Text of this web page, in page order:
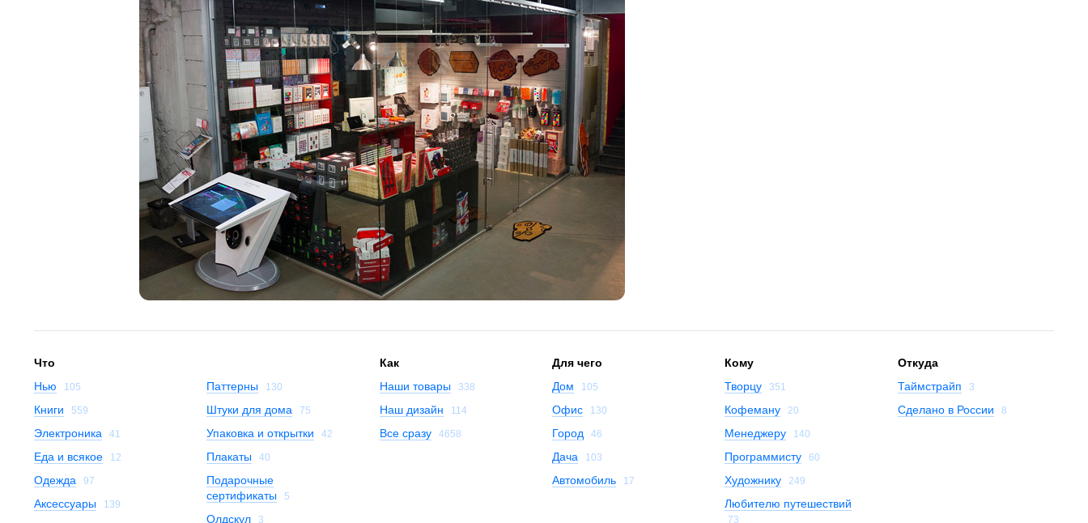
Что
Нью
105
Книги 559
Электроника 41
Еда и всякое 12
Одежда 97
Аксессуары 139
Паттерны 130
Штуки для дома 75
Упаковка и открытки 42
Плакаты 40
Подарочные
сертификаты
5
Олдскул 3
Как
Наши товары
338
Наш дизайн 114
Все сразу 4658
Для чего
Дом
105
Офис 130
Город 46
Дача 103
Автомобиль 17
Кому
Творцу
351
Кофеману 20
Менеджеру 140
Программисту 60
Художнику 249
Любителю путешествий
73
Откуда
Таймстрайп
3
Сделано в России 8